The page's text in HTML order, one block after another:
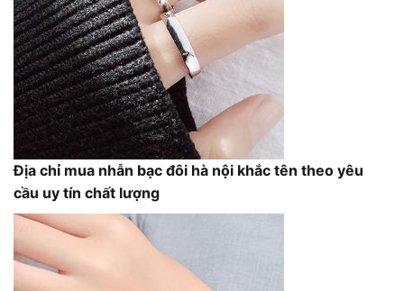
Địa chỉ mua nhẫn bạc đôi hà nội khắc tên theo yêu
cầu uy tín chất lượng